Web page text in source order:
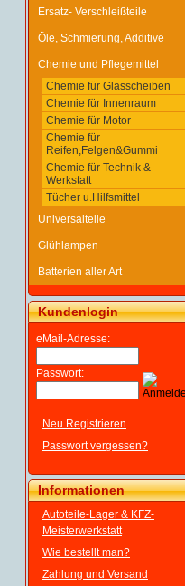
Ersatz- Verschleißteile
Öle, Schmierung, Additive
Chemie und Pflegemittel
Chemie für Glasscheiben
Chemie für Innenraum
Chemie für Motor
Chemie für
Reifen,Felgen&Gummi
Chemie für Technik &
Werkstatt
Tücher u.Hilfsmittel
Universalteile
Glühlampen
Batterien aller Art
Kundenlogin
eMail-Adresse:
Passwort:
Neu Registrieren
Passwort vergessen?
Informationen
Autoteile-Lager & KFZ-
Meisterwerkstatt
Wie bestellt man?
Zahlung und Versand